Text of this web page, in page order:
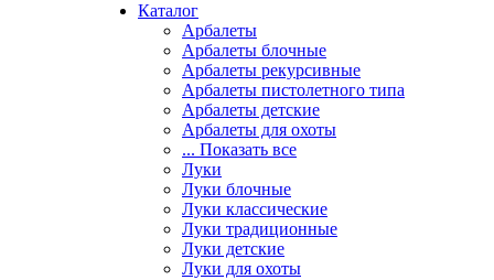
Каталог
Арбалеты
Арбалеты блочные
Арбалеты рекурсивные
Арбалеты пистолетного типа
Арбалеты детские
Арбалеты для охоты
... Показать все
Луки
Луки блочные
Луки классические
Луки традиционные
Луки детские
Луки для охоты